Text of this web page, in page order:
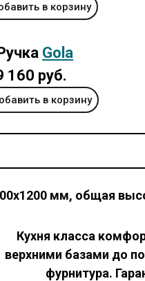
Gola
в корзину
160 руб.
в корзину
мм, общая
Кухня класса
верхними базами до
фурнитура.